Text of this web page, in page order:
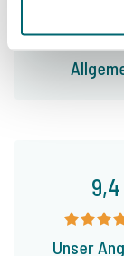
9,4
Unser